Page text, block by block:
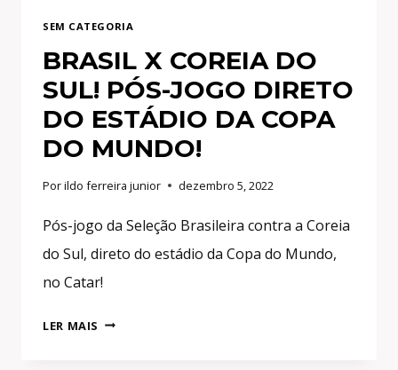
SEM CATEGORIA
BRASIL X COREIA DO
SUL! PÓS-JOGO DIRETO
DO ESTÁDIO DA COPA
DO MUNDO!
Porildo ferreira junior dezembro 5, 2022
Pós-jogo da Seleção Brasileira contra a Coreia
do Sul, direto do estádio da Copa do Mundo,
no Catar!
LER MAIS BRASIL